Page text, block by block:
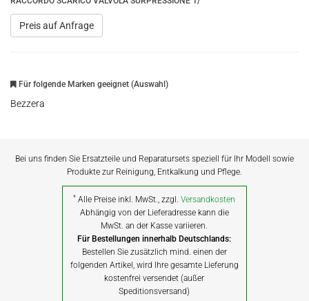
Preis auf Anfrage
Für folgende Marken geeignet (Auswahl)
Bezzera
Bei uns finden Sie Ersatzteile und Reparatursets speziell für Ihr Modell sowie
Produkte zur Reinigung, Entkalkung und Pflege.
* Alle Preise inkl. MwSt., zzgl.Versandkosten
Abhängig von der Lieferadresse kann die
MwSt. an der Kasse variieren.
Für Bestellungen innerhalb Deutschlands:
Bestellen Sie zusätzlich mind. einen der
folgenden Artikel, wird Ihre gesamte Lieferung
kostenfrei versendet (außer
Speditionsversand)